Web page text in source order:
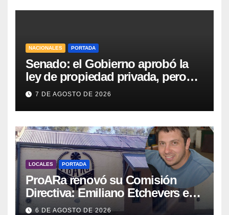
NACIONALES PORTADA
Senado: el Gobierno aprobó la
ley de propiedad privada, pero
tuvo que quitar otro capítulo
7 DE AGOSTO DE 2026
LOCALES PORTADA
ProARa renovó su Comisión
Directiva: Emiliano Etchevers es
el nuevo Presidente de la entidad
6 DE AGOSTO DE 2026